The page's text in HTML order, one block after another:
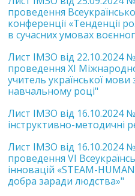
проведення
конференції «Тенденції
в сучасних умовах
Лист ІМЗО від 22.10.2024
проведення ХІ
учитель української
навчальному році"
Лист ІМЗО від 16.10.2024
інструктивно-методичні
Лист ІМЗО від 16.10.2024
проведення VІ
інновацій «STEAM-
добра заради людства»"